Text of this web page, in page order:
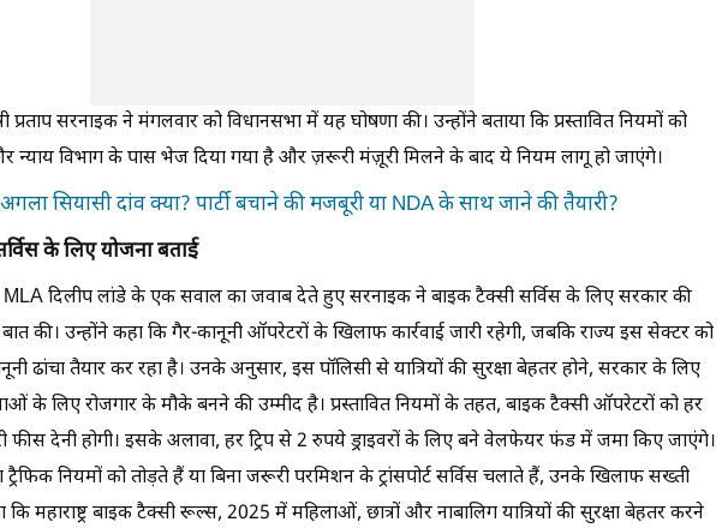
प्रताप सरनाइक ने मंगलवार को विधानसभा में यह घोषणा की। उन्होंने बताया कि प्रस्तावित नियमों को
न्याय विभाग के पास भेज दिया गया है और ज़रूरी मंज़ूरी मिलने के बाद ये नियम लागू हो जाएंगे।
सियासी दांव क्या? पार्टी बचाने की मजबूरी या NDA के साथ जाने की तैयारी?
के लिए योजना बताई
दिलीप लांडे के एक सवाल का जवाब देते हुए सरनाइक ने बाइक टैक्सी सर्विस के लिए सरकार की
की। उन्होंने कहा कि गैर-कानूनी ऑपरेटरों के खिलाफ कार्रवाई जारी रहेगी, जबकि राज्य इस सेक्टर को
ढांचा तैयार कर रहा है। उनके अनुसार, इस पॉलिसी से यात्रियों की सुरक्षा बेहतर होने, सरकार के लिए
के लिए रोजगार के मौके बनने की उम्मीद है। प्रस्तावित नियमों के तहत, बाइक टैक्सी ऑपरेटरों को हर
फीस देनी होगी। इसके अलावा, हर ट्रिप से 2 रुपये ड्राइवरों के लिए बने वेलफेयर फंड में जमा किए जाएंगे।
ट्रैफिक नियमों को तोड़ते हैं या बिना जरूरी परमिशन के ट्रांसपोर्ट सर्विस चलाते हैं, उनके खिलाफ सख्ती
कि महाराष्ट्र बाइक टैक्सी रूल्स, 2025 में महिलाओं, छात्रों और नाबालिग यात्रियों की सुरक्षा बेहतर करने